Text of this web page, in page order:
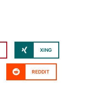
XING
REDDIT